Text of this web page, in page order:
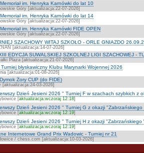
im. Henryka Karnówki do lat 10
Góry [aktualizacja:22-07-2026]
im. Henryka Karnówki do lat 14
Góry [aktualizacja:22-07-2026]
im. Henryka Karnówki FIDE OPEN
Góry [aktualizacja:22-07-2026]
SZACHOWY WITAJ SZKOŁO - ORLE GNIAZDO
[aktualizacja:14-07-2026]
EDYCJA SUWALSKIEJ SZKOLNEJ LIGI SZACHOWEJ -
Plaza [aktualizacja:21-07-2026]
błyskawiczny Klubu Marynarki Wojennej 2026
[aktualizacja:01-08-2026]
Żory CUP (do FIDE)
[aktualizacja:24-03-2026]
Dzień Jesieni 2026 " Turniej F w szachach szybkich z
[aktualizacja:wczoraj 12:18]
Dzień Jesieni 2026 " Turniej G z okazji "Zabrzańskiego
[aktualizacja:wczoraj 12:19]
Dzień Jesieni 2026 " Turniej H z okazji "Zabrzańskiego
[aktualizacja:wczoraj 12:19]
Internetowe Grand Prix Wadowic - Turniej nr 21
/ chess.com [aktualizacja:10-03-2026]